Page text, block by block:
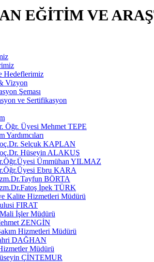
EĞİTİM VE
Hedeflerimiz
Vizyon
Şeması
ve Sertifikasyon
Öğr. Üyesi Mehmet TEPE
Yardımcıları
Selçuk KAPLAN
Hüseyin ALAKUŞ
Ümmühan YILMAZ
Ebru KARA
BÖRTA
İpek TÜRK
Kalite Hizmetleri Müdürü
FIRAT
İşler Müdürü
ZENGİN
Hizmetleri Müdürü
DAĞHAN
Müdürü
ÇİNTEMUR